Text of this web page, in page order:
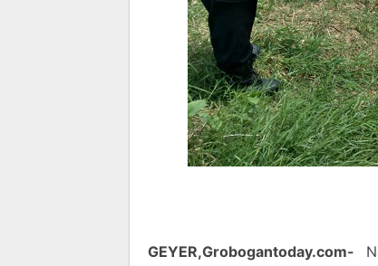
GEYER,Grobogantoday.com-